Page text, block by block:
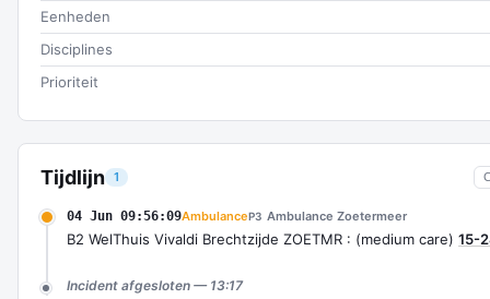
Tijdlijn 1
04 Jun 09:56:09AmbulanceP3 Ambulance Zoetermeer
B2 WelThuis Vivaldi Brechtzijde ZOETMR : (medium care) 15-
Incident afgesloten — 13:17
Eenheden
Disciplines
Prioriteit